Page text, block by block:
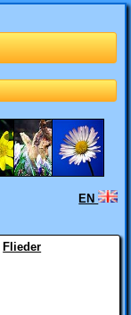
EN
Flieder